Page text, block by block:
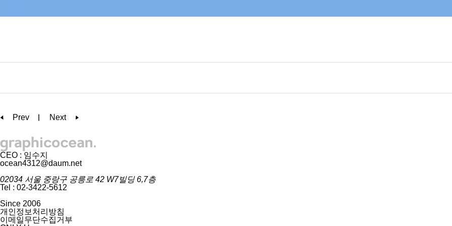
Prev Next
CEO : 임수지
ocean4312@daum.net
02034 서울 중랑구 공릉로 42 W7빌딩 6,7층
Tel : 02-3422-5612
Since 2006
개인정보처리방침
이메일무단수집거부